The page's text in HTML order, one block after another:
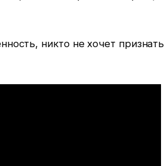
никто не хочет признать